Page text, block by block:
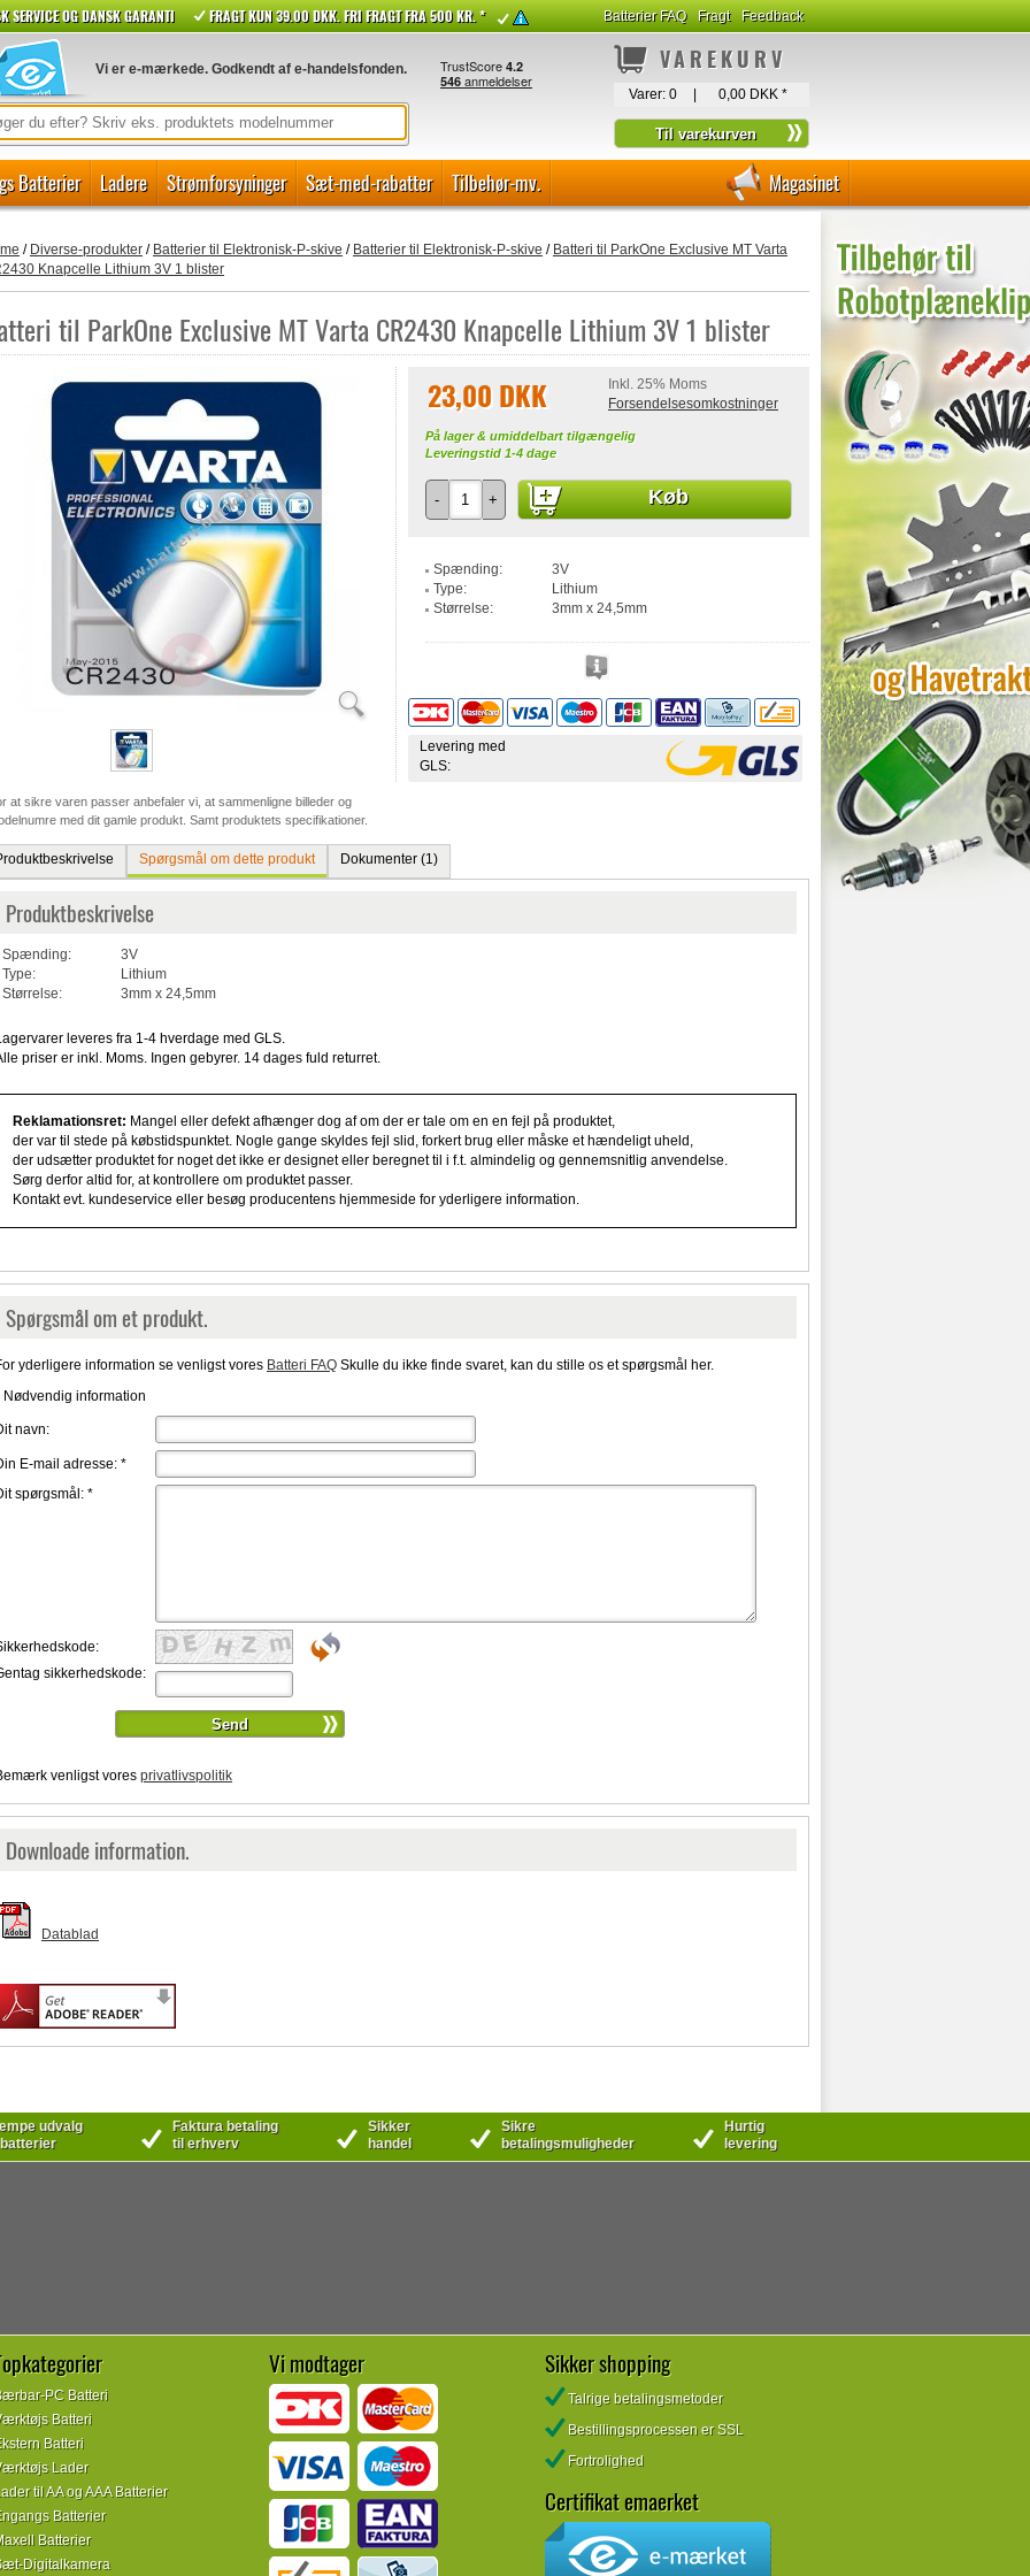
SERVICE OG DANSK GARANTI FRAGT KUN 39.00 DKK. FRI FRAGT FRA 500 KR. * Batterier FAQ Fragt Feedback
Vi er e-mærkede. Godkendt af e-handelsfonden. VAREKURV
Varer: 0 0,00 DKK *
Batterier Ladere Strømforsyninger Sæt-med-rabatter Tilbehør-mv. Magasinet
/ Diverse-produkter/ Batterier til Elektronisk-P-skive / Batterier til Elektronisk-P-skive / Batteri til ParkOne Exclusive MT Varta
Knapcelle Lithium 3V 1 blister
til ParkOne Exclusive MT Varta CR2430 Knapcelle Lithium 3V 1 blister
at sikre varen passer anbefaler vi, at sammenligne billeder og
med dit gamle produkt. Samt produktets specifikationer.
23,00 DKK
Inkl. 25% Moms
Forsendelsesomkostninger
På lager & umiddelbart tilgængelig
Leveringstid 1-4 dage
- + Køb
Spænding:
3V
Type:
Lithium
Størrelse:
3mm x 24,5mm
Levering med
GLS:
Spørgsmål om dette produkt Dokumenter (1)
Produktbeskrivelse
Spænding:
3V
Type:
Lithium
Størrelse:
3mm x 24,5mm
leveres fra 1-4 hverdage med GLS.
priser er inkl. Moms. Ingen gebyrer. 14 dages fuld returret.
Reklamationsret: Mangel eller defekt afhænger dog af om der er tale om en en fejl på produktet,
der var til stede på købstidspunktet. Nogle gange skyldes fejl slid, forkert brug eller måske et hændeligt uheld,
der udsætter produktet for noget det ikke er designet eller beregnet til i f.t. almindelig og gennemsnitlig anvendelse.
Sørg derfor altid for, at kontrollere om produktet passer.
Kontakt evt. kundeservice eller besøg producentens hjemmeside for yderligere information.
Spørgsmål om et produkt.
yderligere information se venligst vores Batteri FAQSkulle du ikke finde svaret, kan du stille os et spørgsmål her.
Nødvendig information
navn:
E-mail adresse: *
spørgsmål: *
sikkerhedskode:
venligst vores privatlivspolitik
Downloade information.
Datablad
udvalg
Faktura betaling
til erhverv
Sikker
handel
Sikre
betalingsmuligheder
Hurtig
levering
PC Batteri
Batteri
Batteri
Lader
til AA og AAA Batterier
Batterier
Batterier
Digitalkamera
Vi modtager Sikker shopping
Talrige betalingsmetoder
Bestillingsprocessen er SSL
Fortrolighed
Certifikat emaerket